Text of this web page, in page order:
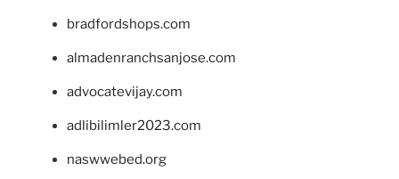
bradfordshops.com
almadenranchsanjose.com
advocatevijay.com
adlibilimler2023.com
naswwebed.org